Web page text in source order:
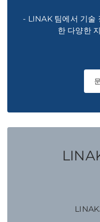
- LINAK 팀에서 기술
한 다양한
LINAK